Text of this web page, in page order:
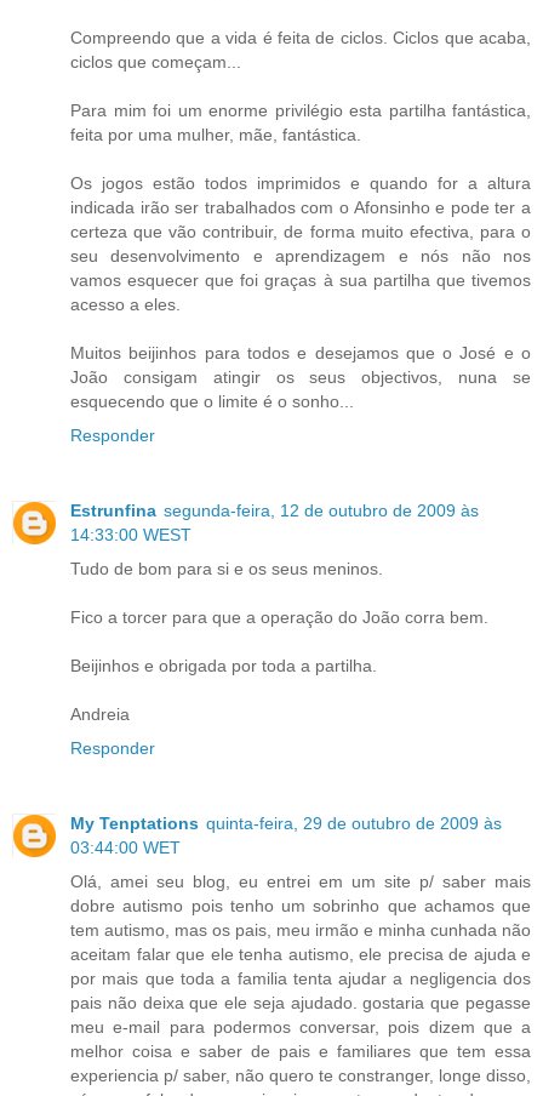
Compreendo que a vida é feita de ciclos. Ciclos que acaba,
ciclos que começam...
Para mim foi um enorme privilégio esta partilha fantástica,
feita por uma mulher, mãe, fantástica.
Os jogos estão todos imprimidos e quando for a altura
indicada irão ser trabalhados com o Afonsinho e pode ter a
certeza que vão contribuir, de forma muito efectiva, para o
seu desenvolvimento e aprendizagem e nós não nos
vamos esquecer que foi graças à sua partilha que tivemos
acesso a eles.
Muitos beijinhos para todos e desejamos que o José e o
João consigam atingir os seus objectivos, nuna se
esquecendo que o limite é o sonho...
Responder
Estrunfina segunda-feira, 12 de outubro de 2009 às
14:33:00 WEST
Tudo de bom para si e os seus meninos.
Fico a torcer para que a operação do João corra bem.
Beijinhos e obrigada por toda a partilha.
Andreia
Responder
My Tenptations quinta-feira, 29 de outubro de 2009 às
03:44:00 WET
Olá, amei seu blog, eu entrei em um site p/ saber mais
dobre autismo pois tenho um sobrinho que achamos que
tem autismo, mas os pais, meu irmão e minha cunhada não
aceitam falar que ele tenha autismo, ele precisa de ajuda e
por mais que toda a familia tenta ajudar a negligencia dos
pais não deixa que ele seja ajudado. gostaria que pegasse
meu e-mail para podermos conversar, pois dizem que a
melhor coisa e saber de pais e familiares que tem essa
experiencia p/ saber, não quero te constranger, longe disso,